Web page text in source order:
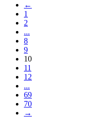
←
1
2
...
8
9
10
11
12
...
69
70
→